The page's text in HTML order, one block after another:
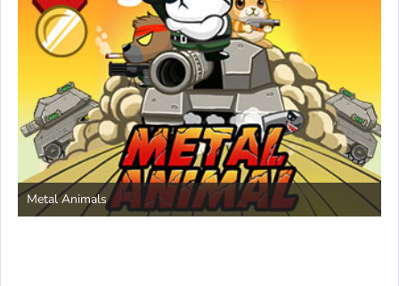
Metal Animals